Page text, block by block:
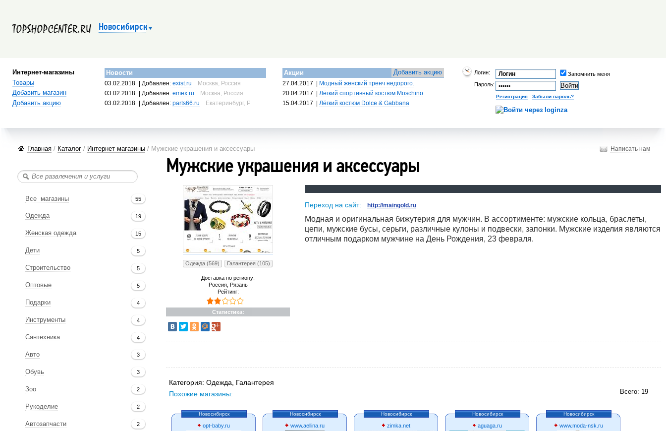
Новосибирск
Интернет-магазины
Товары
Добавить магазин
Добавить акцию
Новости
03.02.2018 | Добавлен: exist.ru
Москва, Россия
03.02.2018
| Добавлен: emex.ru
Москва, Россия
03.02.2018
| Добавлен: parts66.ru Екатеринбург, Россия
Добавить акцию
Акции
27.04.2017
Модный женский тренч недорого.
20.04.2017
Лёгкий спортивный костюм Moschino
15.04.2017
Лёгкий костюм Dolce & Gabbana
Логин:
Запомнить меня
Пароль:
Регистрация| Забыли пароль?
Написать нам
Главная / Каталог / Интернет магазины / Мужские украшения и аксессуары
Все магазины 55
Одежда 19
Женская одежда 15
Дети 5
Строительство 5
Оптовые 5
Подарки 4
Инструменты 4
Сантехника 4
Авто 3
Обувь 3
Зоо 2
Рукоделие 2
Автозапчасти 2
Мужские украшения и аксессуары
Одежда (569) Галантерея (105)
Доставка по региону:
Россия, Рязань
Рейтинг:
Статистика:
Переход на сайт: http://maingold.ru
Модная и оригинальная бижутерия для мужчин. В ассортименте: мужские кольца, браслеты,
цепи, мужские бусы, серьги, различные кулоны и подвески, запонки. Мужские изделия являются
отличным подарком мужчине на День Рождения, 23 февраля.
Категория: Одежда, Галантерея
Похожие магазины:
Всего: 19
Новосибирск
opt-baby.ru
Новосибирск
www.aellina.ru
Новосибирск
zimka.net
Новосибирск
aguaga.ru
Новосибирск
www.moda-nsk.ru